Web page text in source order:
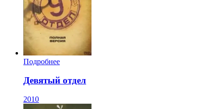
Подробнее
Девятый отдел
2010